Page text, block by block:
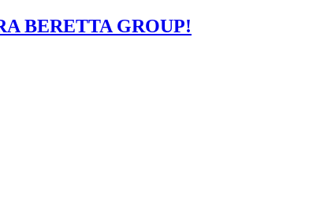
BERETTA GROUP!